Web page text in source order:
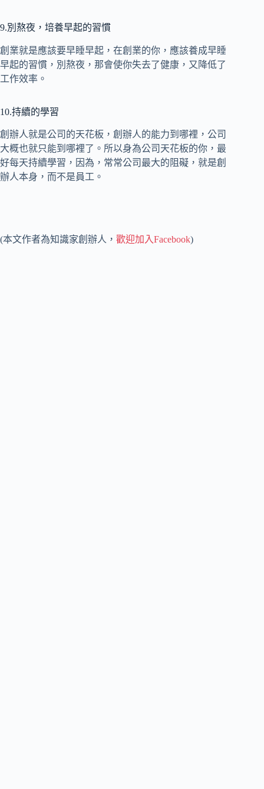
9.別熬夜，培養早起的習慣
創業就是應該要早睡早起，在創業的你，應該養成早睡
早起的習慣，別熬夜，那會使你失去了健康，又降低了
工作效率。
10.持續的學習
創辦人就是公司的天花板，創辦人的能力到哪裡，公司
大概也就只能到哪裡了。所以身為公司天花板的你，最
好每天持續學習，因為，常常公司最大的阻礙，就是創
辦人本身，而不是員工。
(本文作者為知識家創辦人， 歡迎加入Facebook)